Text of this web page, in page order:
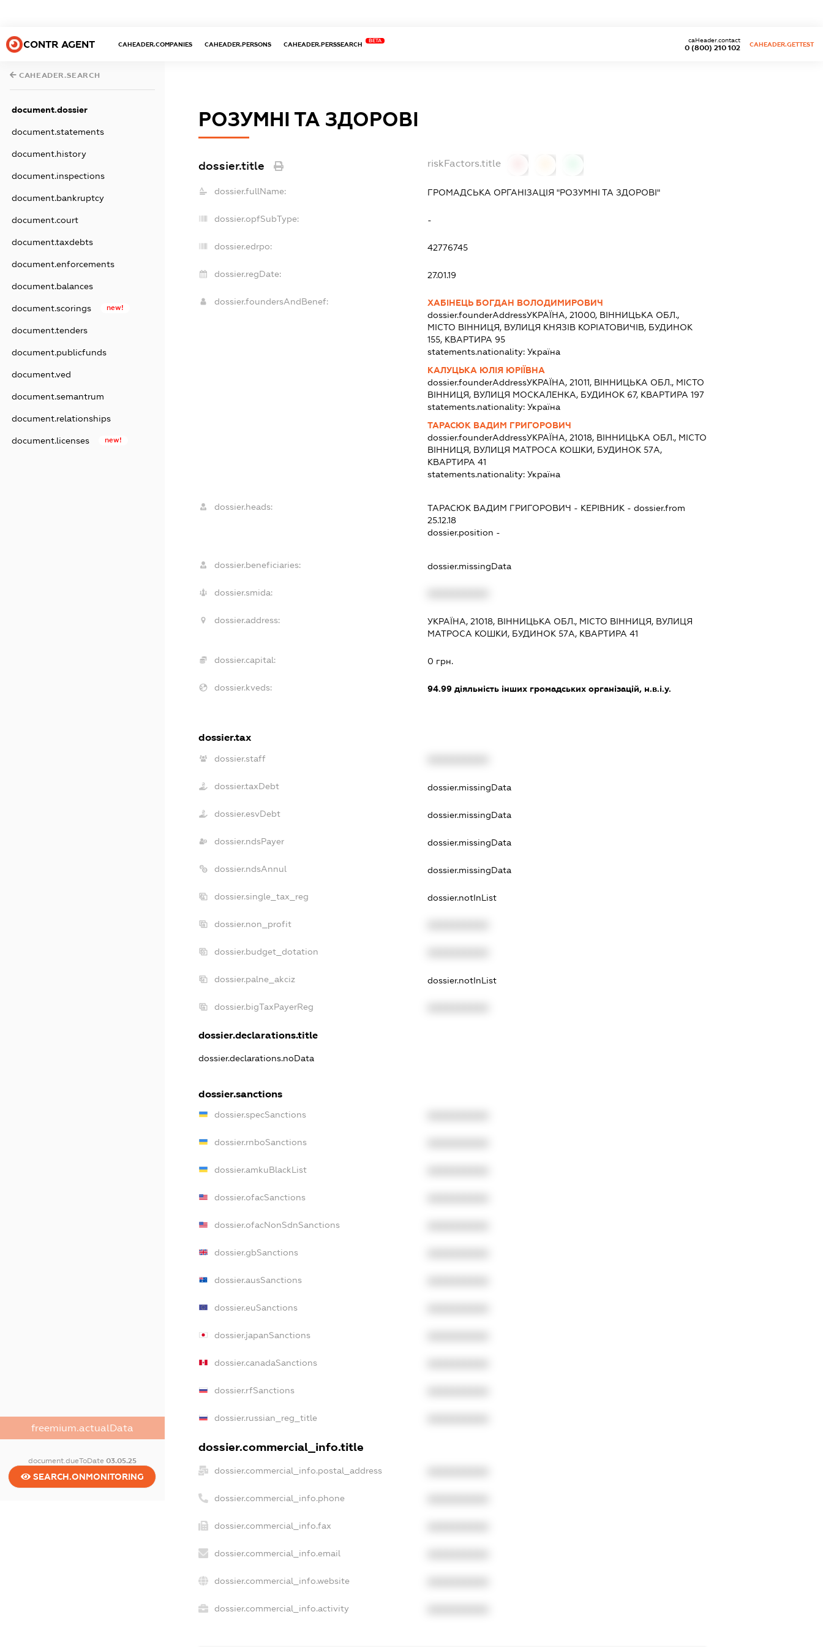
CONTR AGENT CAHEADER.COMPANIES CAHEADER.PERSONS CAHEADER.PERSSEARCH
BETA
0 (800) 210 102
caHeader.contact
CAHEADER.GETTEST
CAHEADER.SEARCH
document.dossier
document.statements
document.history
document.inspections
document.bankruptcy
document.court
document.taxdebts
document.enforcements
document.balances
document.scorings new!
document.tenders
document.publicfunds
document.ved
document.semantrum
document.relationships
document.licenses new!
freemium.actualData
document.dueToDate 03.05.25
SEARCH.ONMONITORING
РОЗУМНІ ТА ЗДОРОВІ
dossier.title riskFactors.title
dossier.fullName: ГРОМАДСЬКА ОРГАНІЗАЦІЯ "РОЗУМНІ ТА ЗДОРОВІ"
dossier.opfSubType: -
dossier.edrpo: 42776745
dossier.regDate: 27.01.19
dossier.foundersAndBenef:
ХАБІНЕЦЬ БОГДАН ВОЛОДИМИРОВИЧ
dossier.founderAddressУКРАЇНА, 21000, ВІННИЦЬКА ОБЛ.,
МІСТО ВІННИЦЯ, ВУЛИЦЯ КНЯЗІВ КОРІАТОВИЧІВ, БУДИНОК
155, КВАРТИРА 95
statements.nationality: Україна
КАЛУЦЬКА ЮЛІЯ ЮРІЇВНА
dossier.founderAddressУКРАЇНА, 21011, ВІННИЦЬКА ОБЛ., МІСТО
ВІННИЦЯ, ВУЛИЦЯ МОСКАЛЕНКА, БУДИНОК 67, КВАРТИРА 197
statements.nationality: Україна
ТАРАСЮК ВАДИМ ГРИГОРОВИЧ
dossier.founderAddressУКРАЇНА, 21018, ВІННИЦЬКА ОБЛ., МІСТО
ВІННИЦЯ, ВУЛИЦЯ МАТРОСА КОШКИ, БУДИНОК 57А,
КВАРТИРА 41
statements.nationality: Україна
dossier.heads: ТАРАСЮК ВАДИМ ГРИГОРОВИЧ - КЕРІВНИК - dossier.from
25.12.18
dossier.position -
dossier.beneficiaries: dossier.missingData
dossier.smida:
dossier.address:
УКРАЇНА, 21018, ВІННИЦЬКА ОБЛ., МІСТО ВІННИЦЯ, ВУЛИЦЯ
МАТРОСА КОШКИ, БУДИНОК 57А, КВАРТИРА 41
dossier.capital: 0 грн.
dossier.kveds: 94.99діяльність інших громадських організацій, н.в.і.у.
dossier.tax
dossier.staff
dossier.taxDebt dossier.missingData
dossier.esvDebt dossier.missingData
dossier.ndsPayer dossier.missingData
dossier.ndsAnnul dossier.missingData
dossier.single_tax_reg dossier.notInList
dossier.non_profit
dossier.budget_dotation
dossier.palne_akciz dossier.notInList
dossier.bigTaxPayerReg
dossier.declarations.title
dossier.declarations.noData
dossier.sanctions
dossier.specSanctions
dossier.rnboSanctions
dossier.amkuBlackList
dossier.ofacSanctions
dossier.ofacNonSdnSanctions
dossier.gbSanctions
dossier.ausSanctions
dossier.euSanctions
dossier.japanSanctions
dossier.canadaSanctions
dossier.rfSanctions
dossier.russian_reg_title
dossier.commercial_info.title
dossier.commercial_info.postal_address
dossier.commercial_info.phone
dossier.commercial_info.fax
dossier.commercial_info.email
dossier.commercial_info.website
dossier.commercial_info.activity